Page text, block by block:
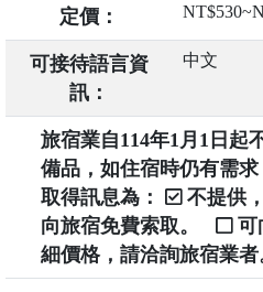
定價：
可接待語言資
訊：
中文
旅宿業自114年1月1日起
備品，如住宿時仍有需求
取得訊息為：
不提供
向旅宿免費索取。
可
細價格，請洽詢旅宿業者